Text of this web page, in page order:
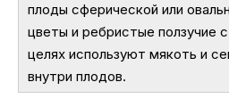
плоды сферической или
цветы и ребристые ползучие
целях используют мякоть и
внутри плодов.